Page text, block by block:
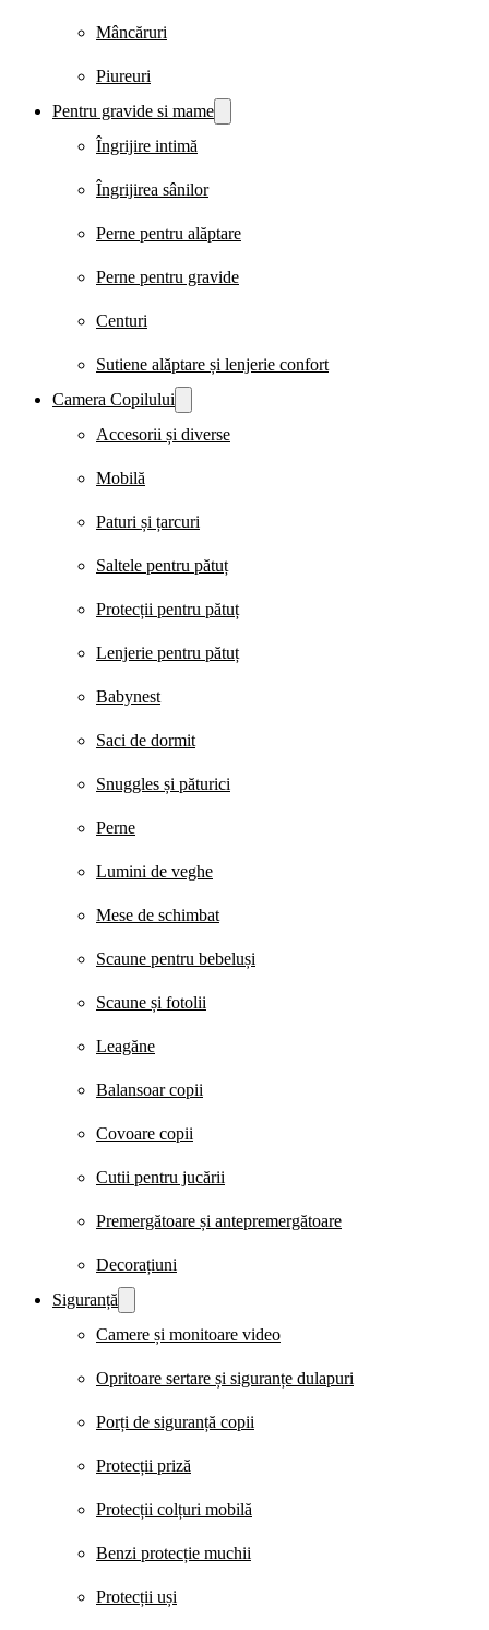
Mâncăruri
Piureuri
Pentru gravide si mame
Îngrijire intimă
Îngrijirea sânilor
Perne pentru alăptare
Perne pentru gravide
Centuri
Sutiene alăptare și lenjerie confort
Camera Copilului
Accesorii și diverse
Mobilă
Paturi și țarcuri
Saltele pentru pătuț
Protecții pentru pătuț
Lenjerie pentru pătuț
Babynest
Saci de dormit
Snuggles și păturici
Perne
Lumini de veghe
Mese de schimbat
Scaune pentru bebeluși
Scaune și fotolii
Leagăne
Balansoar copii
Covoare copii
Cutii pentru jucării
Premergătoare și antepremergătoare
Decorațiuni
Siguranță
Camere și monitoare video
Opritoare sertare și siguranțe dulapuri
Porți de siguranță copii
Protecții priză
Protecții colțuri mobilă
Benzi protecție muchii
Protecții uși